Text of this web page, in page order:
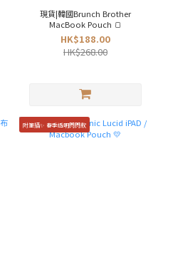
現貨|韓國Brunch Brother
MacBook Pouch 🍞
HK$188.00
HK$268.00
附筆插✨ 春季透明閃閃款